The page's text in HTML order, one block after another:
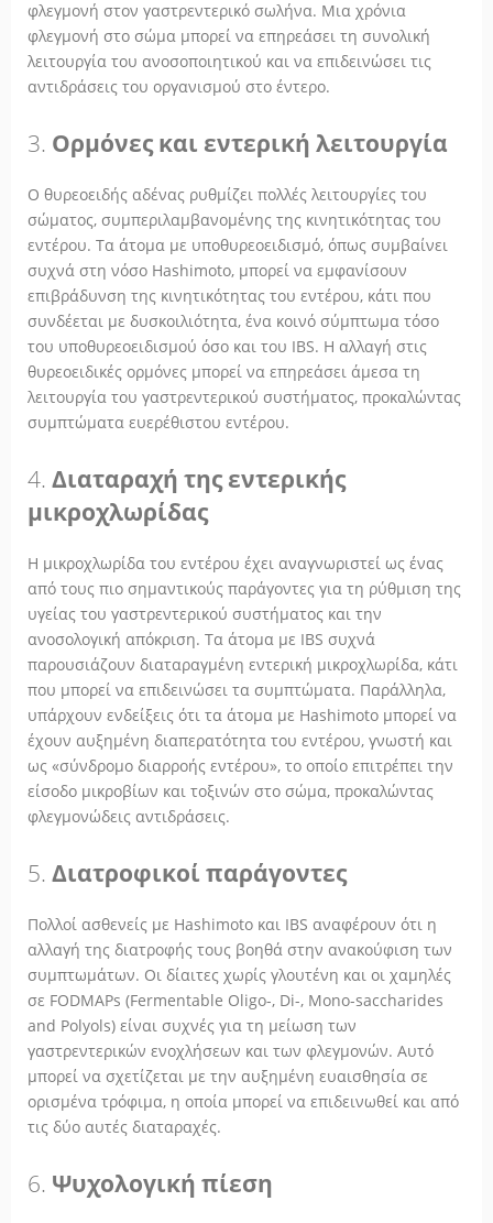
φλεγμονή στον γαστρεντερικό σωλήνα. Μια χρόνια
φλεγμονή στο σώμα μπορεί να επηρεάσει τη συνολική
λειτουργία του ανοσοποιητικού και να επιδεινώσει τις
αντιδράσεις του οργανισμού στο έντερο.
3. Ορμόνες και εντερική λειτουργία
Ο θυρεοειδής αδένας ρυθμίζει πολλές λειτουργίες του
σώματος, συμπεριλαμβανομένης της κινητικότητας του
εντέρου. Τα άτομα με υποθυρεοειδισμό, όπως συμβαίνει
συχνά στη νόσο Hashimoto, μπορεί να εμφανίσουν
επιβράδυνση της κινητικότητας του εντέρου, κάτι που
συνδέεται με δυσκοιλιότητα, ένα κοινό σύμπτωμα τόσο
του υποθυρεοειδισμού όσο και του IBS. Η αλλαγή στις
θυρεοειδικές ορμόνες μπορεί να επηρεάσει άμεσα τη
λειτουργία του γαστρεντερικού συστήματος, προκαλώντας
συμπτώματα ευερέθιστου εντέρου.
4. Διαταραχή της εντερικής
μικροχλωρίδας
Η μικροχλωρίδα του εντέρου έχει αναγνωριστεί ως ένας
από τους πιο σημαντικούς παράγοντες για τη ρύθμιση της
υγείας του γαστρεντερικού συστήματος και την
ανοσολογική απόκριση. Τα άτομα με IBS συχνά
παρουσιάζουν διαταραγμένη εντερική μικροχλωρίδα, κάτι
που μπορεί να επιδεινώσει τα συμπτώματα. Παράλληλα,
υπάρχουν ενδείξεις ότι τα άτομα με Hashimoto μπορεί να
έχουν αυξημένη διαπερατότητα του εντέρου, γνωστή και
ως «σύνδρομο διαρροής εντέρου», το οποίο επιτρέπει την
είσοδο μικροβίων και τοξινών στο σώμα, προκαλώντας
φλεγμονώδεις αντιδράσεις.
5. Διατροφικοί παράγοντες
Πολλοί ασθενείς με Hashimoto και IBS αναφέρουν ότι η
αλλαγή της διατροφής τους βοηθά στην ανακούφιση των
συμπτωμάτων. Οι δίαιτες χωρίς γλουτένη και οι χαμηλές
σε FODMAPs (Fermentable Oligo-, Di-, Mono-saccharides
and Polyols) είναι συχνές για τη μείωση των
γαστρεντερικών ενοχλήσεων και των φλεγμονών. Αυτό
μπορεί να σχετίζεται με την αυξημένη ευαισθησία σε
ορισμένα τρόφιμα, η οποία μπορεί να επιδεινωθεί και από
τις δύο αυτές διαταραχές.
6. Ψυχολογική πίεση